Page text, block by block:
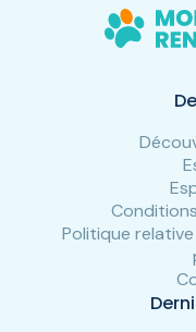
Politique